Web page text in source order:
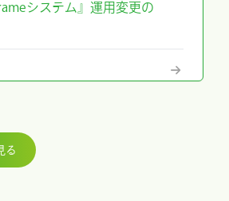
システム』運用変更の
る